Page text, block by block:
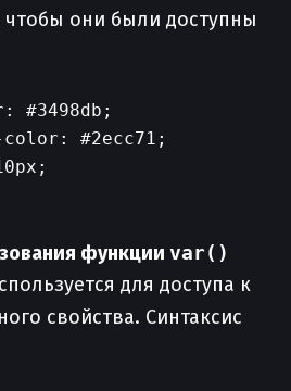
чтобы они были доступны
#3498db;
#2ecc71;
функции var()
для доступа к
свойства. Синтаксис